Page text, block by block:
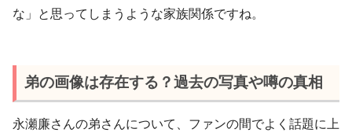
な」と思ってしまうような家族関係ですね。
弟の画像は存在する？過去の写真や噂の真相
永瀬廉さんの弟さんについて、ファンの間でよく話題に上